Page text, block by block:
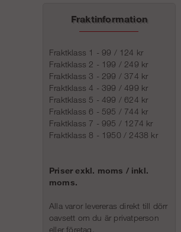
Fraktinformation
Fraktklass 1 - 99 / 124 kr
Fraktklass 2 - 199 / 249 kr
Fraktklass 3 - 299 / 374 kr
Fraktklass 4 - 399 / 499 kr
Fraktklass 5 - 499 / 624 kr
Fraktklass 6 - 595 / 744 kr
Fraktklass 7 - 995 / 1274 kr
Fraktklass 8 - 1950 / 2438 kr
Priser exkl. moms / inkl.
moms.
Alla varor levereras direkt till dörr
oavsett om du är privatperson
eller företag.